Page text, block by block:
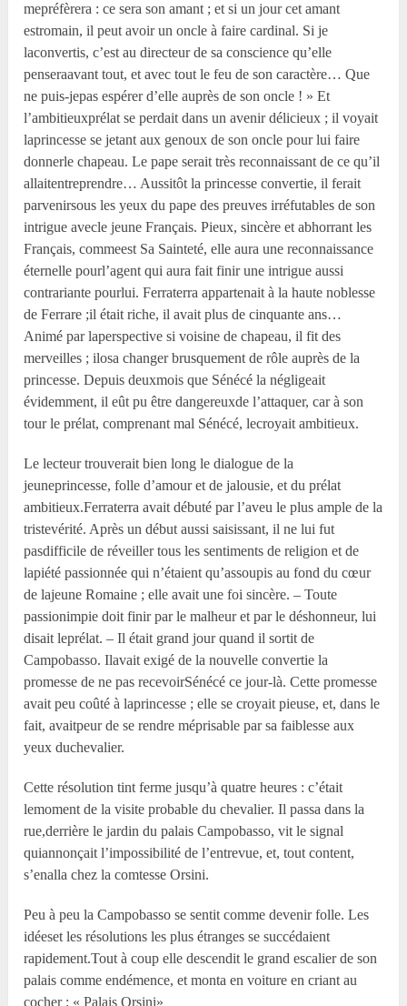
mepréfèrera : ce sera son amant ; et si un jour cet amant
estromain, il peut avoir un oncle à faire cardinal. Si je
laconvertis, c’est au directeur de sa conscience qu’elle
penseraavant tout, et avec tout le feu de son caractère… Que
ne puis-jepas espérer d’elle auprès de son oncle ! » Et
l’ambitieuxprélat se perdait dans un avenir délicieux ; il voyait
laprincesse se jetant aux genoux de son oncle pour lui faire
donnerle chapeau. Le pape serait très reconnaissant de ce qu’il
allaitentreprendre… Aussitôt la princesse convertie, il ferait
parvenirsous les yeux du pape des preuves irréfutables de son
intrigue avecle jeune Français. Pieux, sincère et abhorrant les
Français, commeest Sa Sainteté, elle aura une reconnaissance
éternelle pourl’agent qui aura fait finir une intrigue aussi
contrariante pourlui. Ferraterra appartenait à la haute noblesse
de Ferrare ;il était riche, il avait plus de cinquante ans…
Animé par laperspective si voisine de chapeau, il fit des
merveilles ; ilosa changer brusquement de rôle auprès de la
princesse. Depuis deuxmois que Sénécé la négligeait
évidemment, il eût pu être dangereuxde l’attaquer, car à son
tour le prélat, comprenant mal Sénécé, lecroyait ambitieux.
Le lecteur trouverait bien long le dialogue de la
jeuneprincesse, folle d’amour et de jalousie, et du prélat
ambitieux.Ferraterra avait débuté par l’aveu le plus ample de la
tristevérité. Après un début aussi saisissant, il ne lui fut
pasdifficile de réveiller tous les sentiments de religion et de
lapiété passionnée qui n’étaient qu’assoupis au fond du cœur
de lajeune Romaine ; elle avait une foi sincère. – Toute
passionimpie doit finir par le malheur et par le déshonneur, lui
disait leprélat. – Il était grand jour quand il sortit de
Campobasso. Ilavait exigé de la nouvelle convertie la
promesse de ne pas recevoirSénécé ce jour-là. Cette promesse
avait peu coûté à laprincesse ; elle se croyait pieuse, et, dans le
fait, avaitpeur de se rendre méprisable par sa faiblesse aux
yeux duchevalier.
Cette résolution tint ferme jusqu’à quatre heures : c’était
lemoment de la visite probable du chevalier. Il passa dans la
rue,derrière le jardin du palais Campobasso, vit le signal
quiannonçait l’impossibilité de l’entrevue, et, tout content,
s’enalla chez la comtesse Orsini.
Peu à peu la Campobasso se sentit comme devenir folle. Les
idéeset les résolutions les plus étranges se succédaient
rapidement.Tout à coup elle descendit le grand escalier de son
palais comme endémence, et monta en voiture en criant au
cocher : « Palais Orsini»